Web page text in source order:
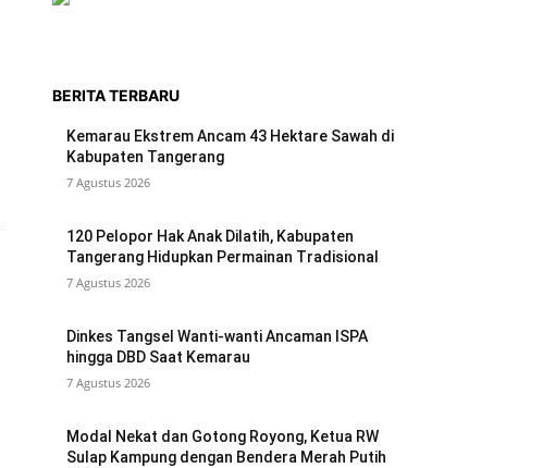
BERITA TERBARU
Kemarau Ekstrem Ancam 43 Hektare Sawah di
Kabupaten Tangerang
7 Agustus 2026
120 Pelopor Hak Anak Dilatih, Kabupaten
Tangerang Hidupkan Permainan Tradisional
7 Agustus 2026
Dinkes Tangsel Wanti-wanti Ancaman ISPA
hingga DBD Saat Kemarau
7 Agustus 2026
Modal Nekat dan Gotong Royong, Ketua RW
Sulap Kampung dengan Bendera Merah Putih